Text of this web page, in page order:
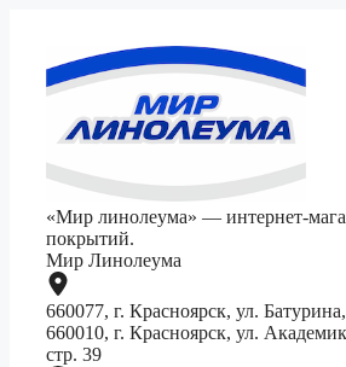
«Мир линолеума» — интернет-
покрытий.
Мир Линолеума
660077, г. Красноярск, ул.
660010, г. Красноярск, ул.
стр. 39